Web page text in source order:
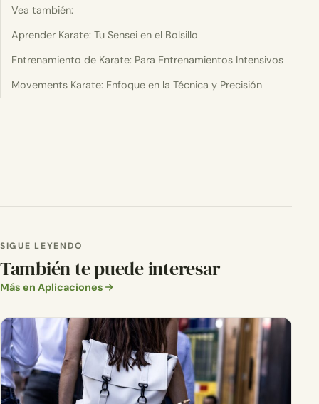
Vea también:
Aprender Karate: Tu Sensei en el Bolsillo
Entrenamiento de Karate: Para Entrenamientos Intensivos
Movements Karate: Enfoque en la Técnica y Precisión
SIGUE LEYENDO
También te puede interesar
Más en Aplicaciones